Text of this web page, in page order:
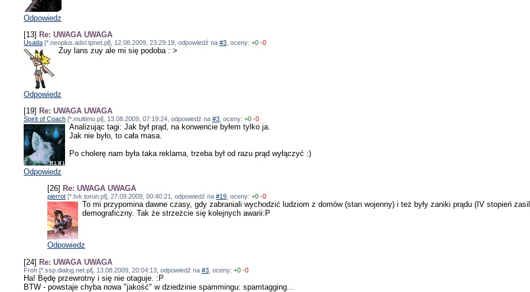
Odpowiedz
[13] Re: UWAGA UWAGA
Usada [*.neoplus.adsl.tpnet.pl], 12.08.2009, 23:29:19, odpowiedź na #3 , oceny: +0 -0
Zuy lans zuy ale mi się podoba : >
Odpowiedz
[19] Re: UWAGA UWAGA
Spirit of Coach [*.multimo.pl], 13.08.2009, 07:19:24, odpowiedź na #3, oceny: +0 -0
Analizując tagi: Jak był prąd, na konwencie byłem tylko ja.
Jak nie było, to cała masa.
Po cholerę nam była taka reklama, trzeba był od razu prąd wyłączyć :)
Odpowiedz
[26] Re: UWAGA UWAGA
pierrot [*.tvk.torun.pl], 27.09.2009, 00:40:21, odpowiedź na #19 , oceny: +0 -0
To mi przypomina dawne czasy, gdy zabraniali wychodzić ludziom z domów (stan wojenny) i też były zaniki prądu (IV stopień
demograficzny. Tak że strzeżcie się kolejnych awarii:P
Odpowiedz
[24] Re: UWAGA UWAGA
Froh [*.ssp.dialog.net.pl], 13.08.2009, 20:04:13, odpowiedź na #3 , oceny: +0 -0
Ha! Będę przewrotny i się nie otaguje. :P
BTW - powstaje chyba nowa "jakość" w dziedzinie spammingu: spamtagging...